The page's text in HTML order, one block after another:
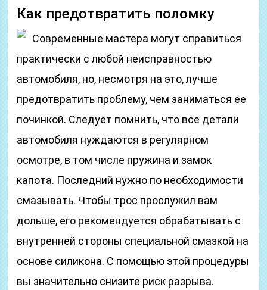
Как предотвратить поломку
Современные мастера могут справиться
практически с любой неисправностью
автомобиля, но, несмотря на это, лучше
предотвратить проблему, чем заниматься ее
починкой. Следует помнить, что все детали
автомобиля нуждаются в регулярном
осмотре, в том числе пружина и замок
капота. Последний нужно по необходимости
смазывать. Чтобы трос прослужил вам
дольше, его рекомендуется обрабатывать с
внутренней стороны специальной смазкой на
основе силикона. С помощью этой процедуры
вы значительно снизите риск разрыва.